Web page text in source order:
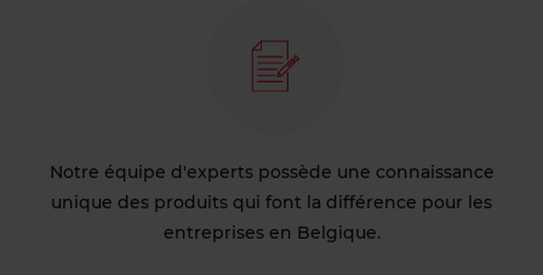
Notre équipe d'experts possède une connaissance
unique des produits qui font la différence pour les
entreprises en Belgique.